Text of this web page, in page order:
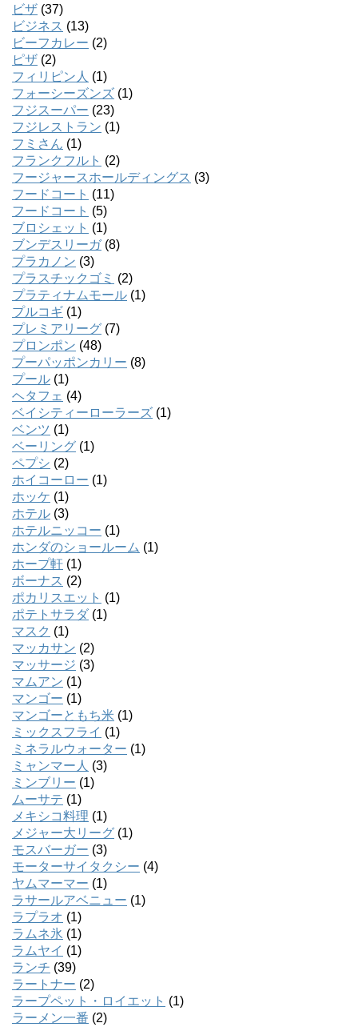
ビザ (37)
ビジネス (13)
ビーフカレー (2)
ピザ (2)
フィリピン人 (1)
フォーシーズンズ (1)
フジスーパー (23)
フジレストラン (1)
フミさん (1)
フランクフルト (2)
フージャースホールディングス (3)
フードコート (11)
フードコート (5)
ブロシェット (1)
ブンデスリーガ(8)
プラカノン (3)
プラスチックゴミ (2)
プラティナムモール (1)
プルコギ (1)
プレミアリーグ (7)
プロンポン (48)
プーパッポンカリー (8)
プール (1)
ヘタフェ (4)
ベイシティーローラーズ (1)
ベンツ (1)
ベーリング (1)
ペプシ (2)
ホイコーロー (1)
ホッケ (1)
ホテル (3)
ホテルニッコー (1)
ホンダのショールーム (1)
ホープ軒 (1)
ボーナス (2)
ポカリスエット (1)
ポテトサラダ (1)
マスク (1)
マッカサン (2)
マッサージ (3)
マムアン (1)
マンゴー (1)
マンゴーともち米 (1)
ミックスフライ (1)
ミネラルウォーター (1)
ミャンマー人 (3)
ミンブリー (1)
ムーサテ (1)
メキシコ料理 (1)
メジャー大リーグ (1)
モスバーガー (3)
モーターサイタクシー (4)
ヤムマーマー (1)
ラサールアベニュー (1)
ラプラオ (1)
ラムネ氷 (1)
ラムヤイ (1)
ランチ (39)
ラートナー (2)
ラープペット・ロイエット (1)
ラーメン一番 (2)